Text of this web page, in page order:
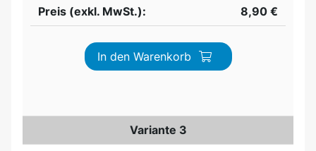
Preis (exkl. MwSt.):
8,90 €
In den Warenkorb
Variante 3